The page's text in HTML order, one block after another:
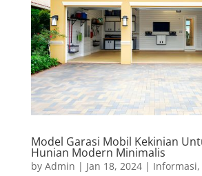
Model Garasi Mobil Kekinian
Hunian Modern Minimalis
by Admin | Jan 18, 2024| Informasi,